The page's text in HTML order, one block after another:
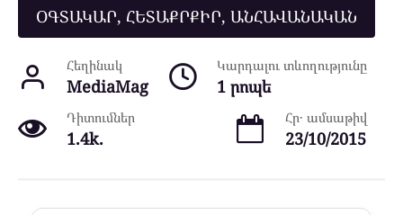
ՕԳՏԱԿԱՐ, ՀԵՏԱՔՐՔԻՐ, ԱՆՀԱՎԱՆԱԿԱՆ
Հեղինակ
MediaMag
Կարդալու տևողությունը
1 րոպե
Դիտումներ
1.4k.
Հր․ ամսաթիվ
23/10/2015